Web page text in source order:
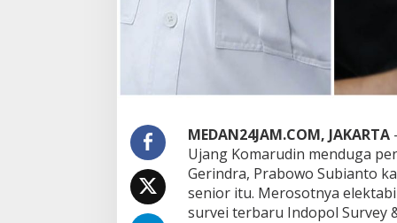
G
r
-
n
i
e
MEDAN24JAM.COM, JAKARTA
Ujang Komarudin menduga
Gerindra, Prabowo Subianto
senior itu. Merosotnya
survei terbaru Indopol Survey